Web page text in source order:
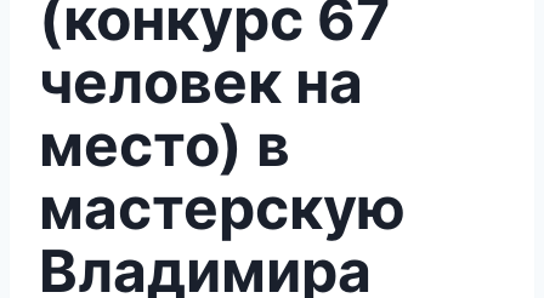
(конкурс 67
человек на
место) в
мастерскую
Владимира